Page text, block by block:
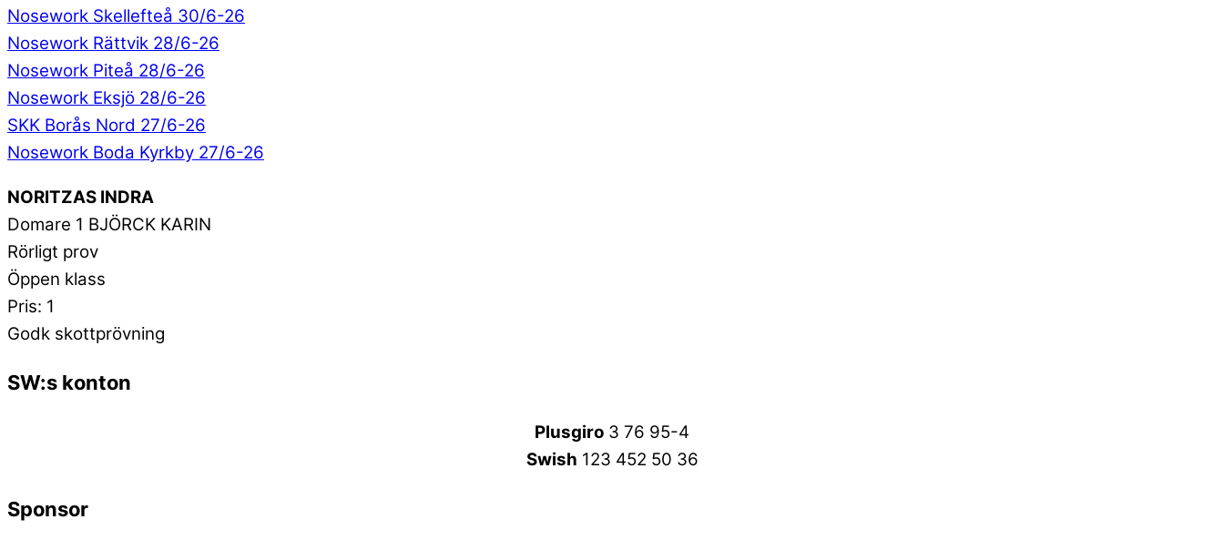
Nosework Skellefteå 30/6-26
Nosework Rättvik 28/6-26
Nosework Piteå 28/6-26
Nosework Eksjö 28/6-26
SKK Borås Nord 27/6-26
Nosework Boda Kyrkby 27/6-26
NORITZAS INDRA
Domare 1 BJÖRCK KARIN
Rörligt prov
Öppen klass
Pris: 1
Godk skottprövning
SW:s konton
Plusgiro 3 76 95-4
Swish 123 452 50 36
Sponsor